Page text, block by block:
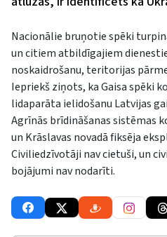
Nacionālie bruņotie spēki
un citiem atbildīgajiem
noskaidrošanu, teritorijas
Iepriekš ziņots, ka Gaisa spēki
lidaparāta ielidošanu Latvijas
Agrīnās brīdināšanas sistēmas
un Krāslavas novadā fiksēja
Civiliedzīvotāji nav cietuši, un
bojājumi nav nodarīti.